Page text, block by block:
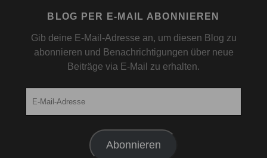
BLOG PER E-MAIL ABONNIEREN
Gib deine E-Mail-Adresse an, um diesen Blog zu
abonnieren und Benachrichtigungen über neue
Beiträge via E-Mail zu erhalten.
Abonnieren